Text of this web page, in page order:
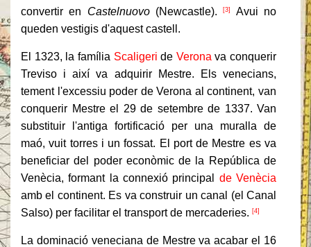
convertir en Castelnuovo(Newcastle).[3]
Avui no
queden vestigis d'aquest castell.
El 1323, la família Scaligeri de Verona va conquerir
Treviso i així va adquirir Mestre. Els venecians,
tement l'excessiu poder de Verona al continent, van
conquerir Mestre el 29 de setembre de 1337. Van
substituir l'antiga fortificació per una muralla de
maó, vuit torres i un fossat. El port de Mestre es va
beneficiar del poder econòmic de la República de
Venècia, formant la connexió principal de Venècia
amb el continent. Es va construir un canal (el Canal
Salso) per facilitar el transport de mercaderies. [4]
La dominació veneciana de Mestre va acabar el 16